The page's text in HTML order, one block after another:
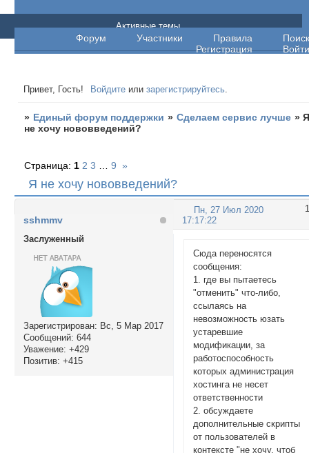
Единый форум поддержки
Форум Участники Правила
Поиск
Регистрация
Войти
Активные темы
Привет, Гость! Войдите илизарегистрируйтесь.
» Единый форум поддержки » Сделаем сервис лучше »
не хочу нововведений?
Я не хочу нововведений?
Страница: 1 2 3 9 »
1
Пн, 27 Июл 2020
17:17:22
sshmmv
Заслуженный
Зарегистрирован: Вс, 5 Мар 2017
Сообщений: 644
Уважение: +429
Позитив: +415
Сюда переносятся
сообщения:
1. где вы пытаетесь
"отменить" что-либо,
ссылаясь на
невозможность юзать
устаревшие
модификации, за
работоспособность
которых администрация
хостинга не несет
ответственности
2. обсуждаете
дополнительные скрипты
от пользователей в
контексте "не хочу, чтоб